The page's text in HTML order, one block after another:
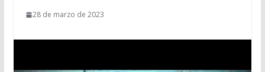
28 de marzo de 2023